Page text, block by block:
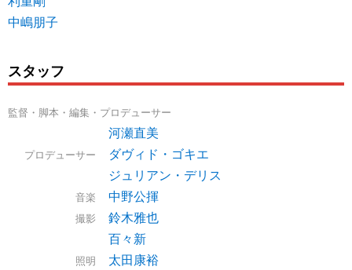
中嶋朋子
スタッフ
監督・脚本・編集・プロデューサー
河瀬直美
プロデューサー
ダヴィド・ゴキエ
ジュリアン・デリス
音楽 中野公揮
撮影
鈴木雅也
百々新
照明 太田康裕